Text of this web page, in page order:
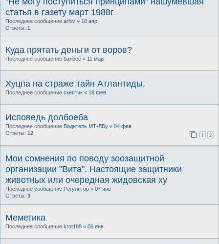
статья в газету март 1988г
Последнее сообщение arhiv « 18 апр
Ответы: 1
Куда прятать деньги от воров?
Последнее сообщение балбес « 11 мар
Хуцпа на страже тайн Атлантиды.
Последнее сообщение скептик « 16 фев
Исповедь долбоеба
Последнее сообщение Водитель МТ-ЛБу « 04 фев
Ответы: 12 1 2
Мои сомнения по поводу зоозащитной
организации "Вита". Настоящие защитники
животных или очередная жидовская ху
Последнее сообщение Регулятор « 07 янв
Ответы: 3
Меметика
Последнее сообщение krot189 « 06 янв